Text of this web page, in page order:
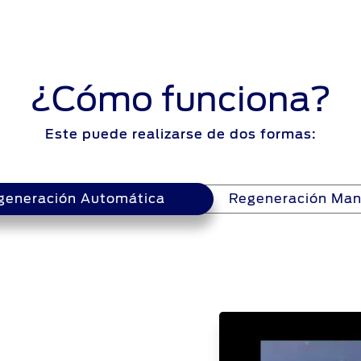
¿Cómo funciona?
Este puede realizarse de dos formas:
Automática
Automática Regeneración